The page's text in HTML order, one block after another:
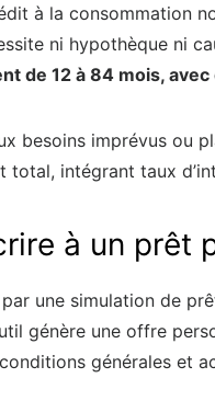
à la consommation
ni hypothèque ni
de 12 à 84 mois,
besoins imprévus ou
total, intégrant taux
à un prêt
une simulation de
génère une offre
générales et